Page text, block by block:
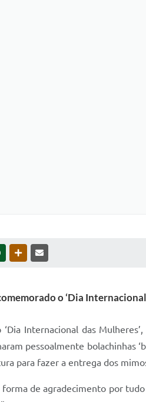
WHATSAPPOUTRAS MÍDIAS
o ‘Dia
Internacional das
pessoalmente bolachinhas
para fazer a entrega dos
de agradecimento por